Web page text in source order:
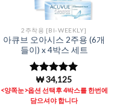
2주착용 [BI-WEEKLY]
아큐브 오아시스 2주용 (6개
들이) x 4박스 세트
5 중에서
4.98로 평
가됨
₩34,125
<양쪽눈>옵션 선택후 4박스를 한번에
담으셔야 합니다